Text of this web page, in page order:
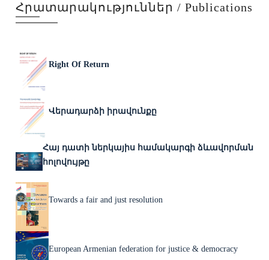
Հրատարակություններ / Publications
Right Of Return
Վերադարձի իրավունքը
Հայ դատի ներկայիս համակարգի ձևավորման
հոլովույթը
Towards a fair and just resolution
European Armenian federation for justice & democracy